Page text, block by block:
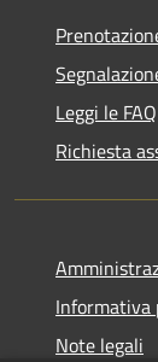
Leggi le FAQ
Richiesta
Informativa
Note legali